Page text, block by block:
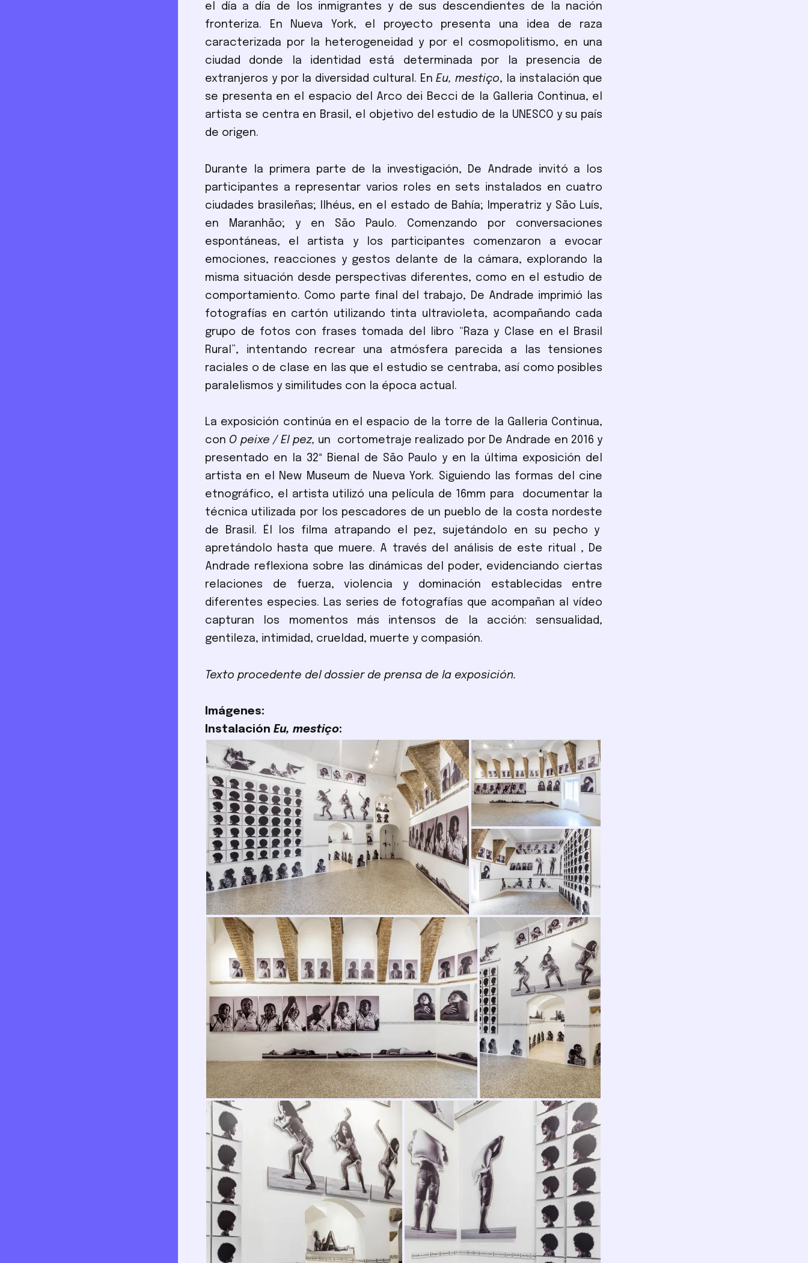
el día a día de los inmigrantes y de sus descendientes de la nación
fronteriza. En Nueva York, el proyecto presenta una idea de raza
caracterizada por la heterogeneidad y por el cosmopolitismo, en una
ciudad donde la identidad está determinada por la presencia de
extranjeros y por la diversidad cultural. EnEu, mestiço, la instalación que
se presenta en el espacio del Arco dei Becci de la Galleria Continua, el
artista se centra en Brasil, el objetivo del estudio de la UNESCO y su país
de origen.
Durante la primera parte de la investigación, De Andrade invitó a los
participantes a representar varios roles en sets instalados en cuatro
ciudades brasileñas; Ilhéus, en el estado de Bahía; Imperatriz y São Luís,
en Maranhão; y en São Paulo. Comenzando por conversaciones
espontáneas, el artista y los participantes comenzaron a evocar
emociones, reacciones y gestos delante de la cámara, explorando la
misma situación desde perspectivas diferentes, como en el estudio de
comportamiento. Como parte final del trabajo, De Andrade imprimió las
fotografías en cartón utilizando tinta ultravioleta, acompañando cada
grupo de fotos con frases tomada del libro “Raza y Clase en el Brasil
Rural”, intentando recrear una atmósfera parecida a las tensiones
raciales o de clase en las que el estudio se centraba, así como posibles
paralelismos y similitudes con la época actual.
La exposición continúa en el espacio de la torre de la Galleria Continua,
con O peixe / El pez, un cortometraje realizado por De Andrade en 2016 y
presentado en la 32ª Bienal de São Paulo y en la última exposición del
artista en el New Museum de Nueva York. Siguiendo las formas del cine
etnográfico, el artista utilizó una película de 16mm para documentar la
técnica utilizada por los pescadores de un pueblo de la costa nordeste
de Brasil. Él los filma atrapando el pez, sujetándolo en su pecho y
apretándolo hasta que muere. A través del análisis de este ritual , De
Andrade reflexiona sobre las dinámicas del poder, evidenciando ciertas
relaciones de fuerza, violencia y dominación establecidas entre
diferentes especies. Las series de fotografías que acompañan al vídeo
capturan los momentos más intensos de la acción: sensualidad,
gentileza, intimidad, crueldad, muerte y compasión.
Texto procedente del dossier de prensa de la exposición.
Imágenes:
InstalaciónEu, mestiço: